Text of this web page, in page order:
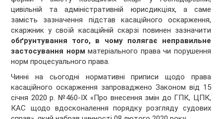
цивільній та адміністративній юрисдикціях, а саме
замість зазначення підстав касаційного оскарження,
скаржник у своїй касаційній скарзі повинен зазначити
обґрунтування того, в чому полягає неправильне
застосування нормматеріального права чи порушення
норм процесуального права.
Чинні на сьогодні нормативні приписи щодо права
касаційного оскарження запроваджено Законом від 15
січня 2020 р. №460-IX «Про внесення змін до ГПК, ЦПК,
КАС щодо вдосконалення порядку розгляду судових